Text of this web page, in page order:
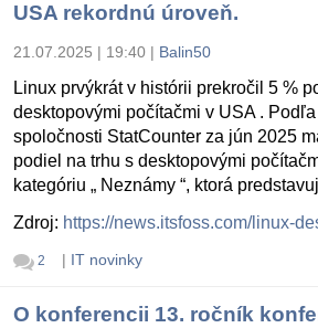
USA rekordnú úroveň.
21.07.2025 | 19:40 | Balin50
Linux prvýkrát v histórii prekročil 5 %
desktopovými počítačmi v USA .
spoločnosti StatCounter za jún 2025
podiel na trhu s desktopovými
kategóriu „ Neznámy “, ktorá
Zdroj: https://news.itsfoss.com/linux-
2 | IT novinky
O konferencii 13. ročník